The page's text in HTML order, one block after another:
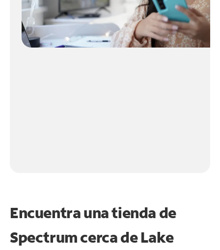
Encuentra una tienda de
Spectrumcerca de Lake